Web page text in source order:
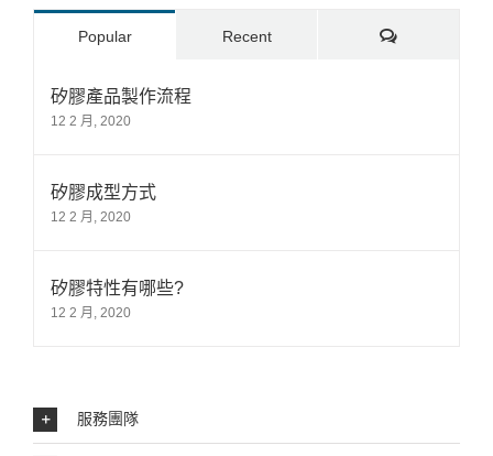
Popular Recent Comments
矽膠產品製作流程
12 2 月, 2020
矽膠成型方式
12 2 月, 2020
矽膠特性有哪些?
12 2 月, 2020
服務團隊